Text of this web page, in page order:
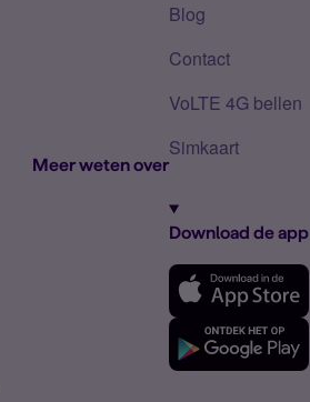
Meer weten over
Blog
Contact
VoLTE 4G bellen
Simkaart
Download de app